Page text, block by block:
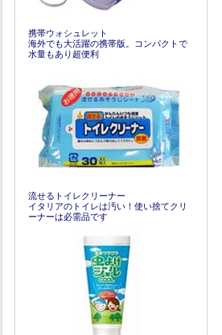
携帯ウォシュレット
海外でも大活躍の携帯版。コンパクトで
水量もあり超便利
流せるトイレクリーナー
イタリアのトイレは汚い！使い捨てクリ
ーナーは必需品です